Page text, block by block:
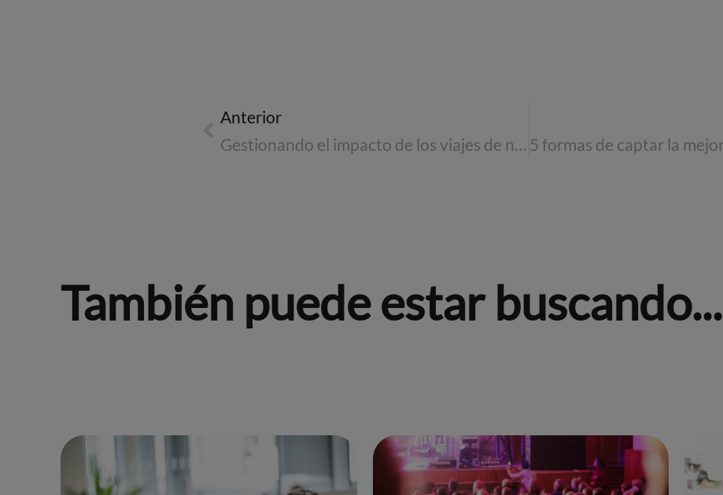
Anterior
Gestionando el impacto de los viajes de negocios en la salud mental
También puede estar buscando...